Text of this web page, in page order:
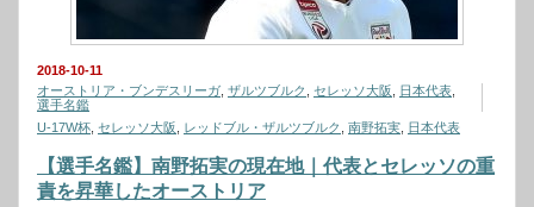
2018-10-11
オーストリア・ブンデスリーガ ザルツブルク セレッソ大阪 日本代表
選手名鑑
U-17W杯 セレッソ大阪 レッドブル・ザルツブルク 南野拓実 日本代表
【選手名鑑】南野拓実の現在地｜代表とセレッソの重
責を昇華したオーストリア